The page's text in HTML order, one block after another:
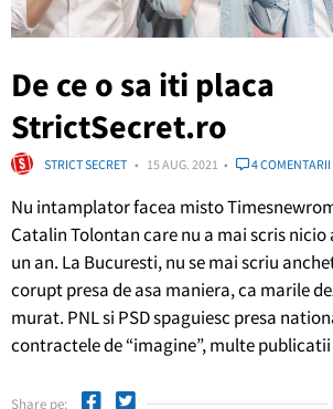
De ce o sa iti placa
StrictSecret.ro
STRICT SECRET 15 AUG. 2021 4 COMENTARII
Nu intamplator facea misto
Catalin Tolontan care nu a mai scris nicio
un an. La Bucuresti, nu se mai scriu
corupt presa de asa maniera, ca marile
murat. PNL si PSD spaguiesc presa
contractele de “imagine”, multe
Share pe: